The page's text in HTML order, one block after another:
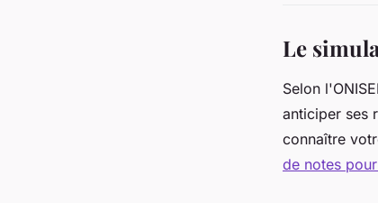
Le
Selon
anticiper ses
connaître
de notes